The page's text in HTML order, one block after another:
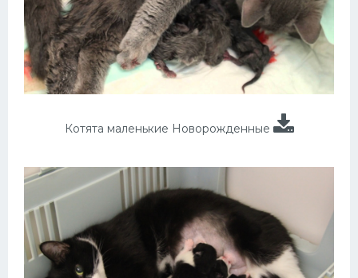
Котята маленькие Новорожденные